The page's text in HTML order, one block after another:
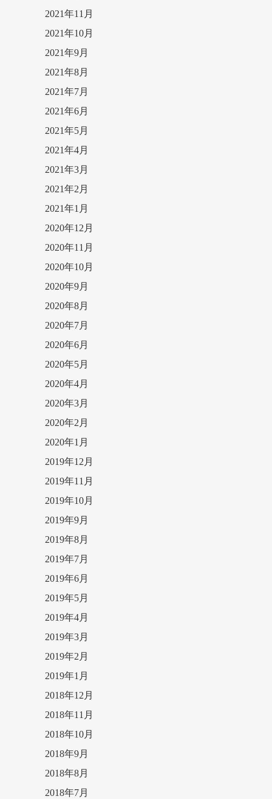
2021年11月
2021年10月
2021年9月
2021年8月
2021年7月
2021年6月
2021年5月
2021年4月
2021年3月
2021年2月
2021年1月
2020年12月
2020年11月
2020年10月
2020年9月
2020年8月
2020年7月
2020年6月
2020年5月
2020年4月
2020年3月
2020年2月
2020年1月
2019年12月
2019年11月
2019年10月
2019年9月
2019年8月
2019年7月
2019年6月
2019年5月
2019年4月
2019年3月
2019年2月
2019年1月
2018年12月
2018年11月
2018年10月
2018年9月
2018年8月
2018年7月